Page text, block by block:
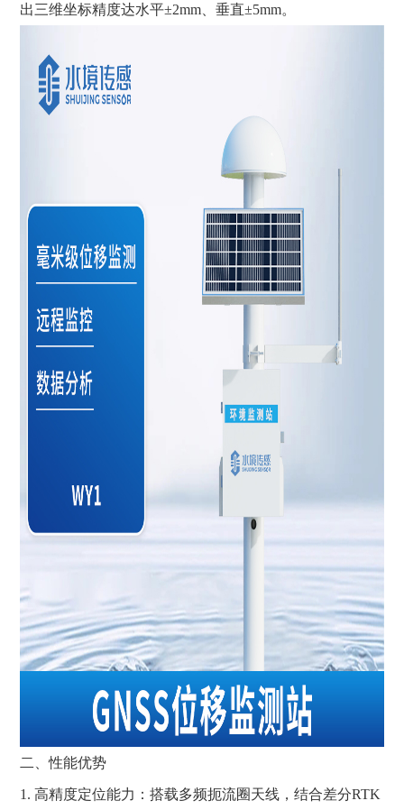
出三维坐标精度达水平±2mm、垂直±5mm。
二、性能优势
1. 高精度定位能力：搭载多频扼流圈天线，结合差分RTK